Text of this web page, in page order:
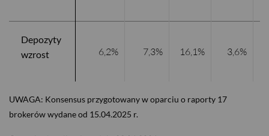
Depozyty
wzrost
6,2% 7,3% 16,1% 3,6%
UWAGA: Konsensus przygotowany w oparciu o raporty 17
brokerów wydane od 15.04.2025 r.